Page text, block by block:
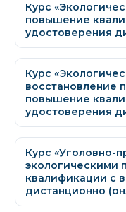
Курс
повышение
удостоверения
Курс
восстановление
повышение
удостоверения
Курс «Уголовно-
экологическими
квалификации с
дистанционно